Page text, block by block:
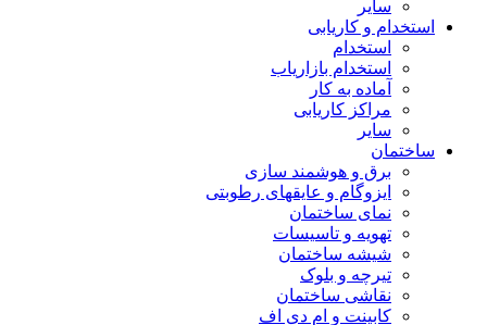
سایر
استخدام و کاریابی
استخدام
استخدام بازاریاب
آماده به کار
مراکز کاریابی
سایر
ساختمان
برق و هوشمند سازی
ایزوگام و عایقهای رطوبتی
نمای ساختمان
تهویه و تاسیسات
شیشه ساختمان
تیرچه و بلوک
نقاشی ساختمان
کابینت و ام دی اف